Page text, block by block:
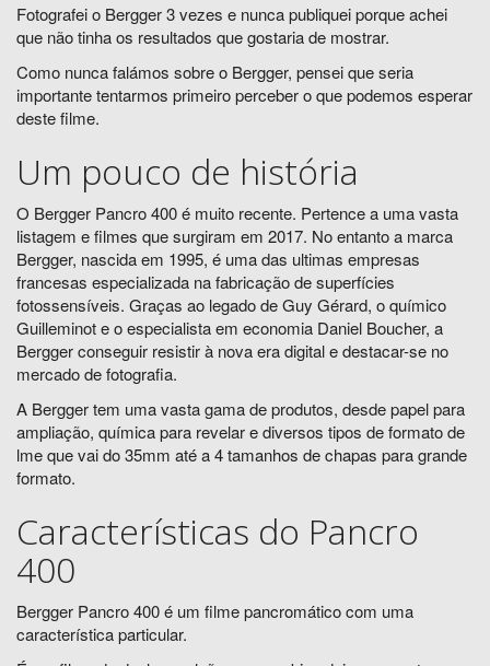
Fotografei o Bergger 3 vezes e nunca publiquei porque achei
que não tinha os resultados que gostaria de mostrar.
Como nunca falámos sobre o Bergger, pensei que seria
importante tentarmos primeiro perceber o que podemos esperar
deste filme.
Um pouco de história
O Bergger Pancro 400 é muito recente. Pertence a uma vasta
listagem e filmes que surgiram em 2017. No entanto a marca
Bergger, nascida em 1995, é uma das ultimas empresas
francesas especializada na fabricação de superfícies
fotossensíveis. Graças ao legado de Guy Gérard, o químico
Guilleminot e o especialista em economia Daniel Boucher, a
Bergger conseguir resistir à nova era digital e destacar-se no
mercado de fotografia.
A Bergger tem uma vasta gama de produtos, desde papel para
ampliação, química para revelar e diversos tipos de formato de
lme que vai do 35mm até a 4 tamanhos de chapas para grande
formato.
Características do Pancro
400
Bergger Pancro 400 é um filme pancromático com uma
característica particular.